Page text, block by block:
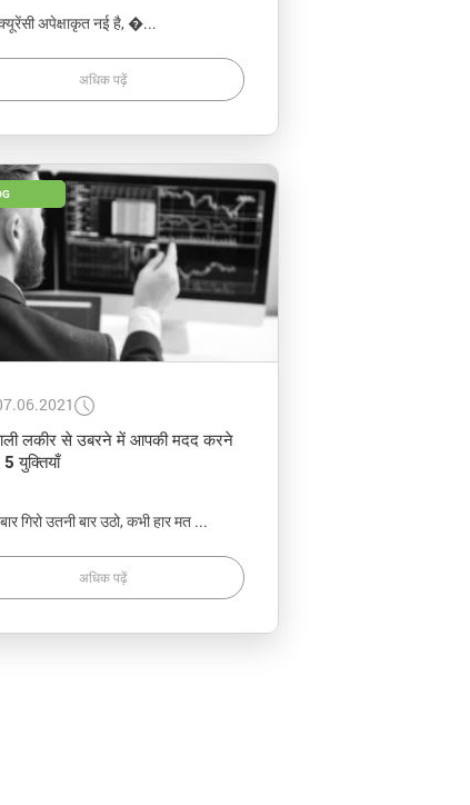
अपेक्षाकृत नई है, �...
अधिक पढ़ें
लकीर से उबरने में आपकी मदद करने
युक्तियाँ
गिरो उतनी बार उठो, कभी हार मत ...
अधिक पढ़ें